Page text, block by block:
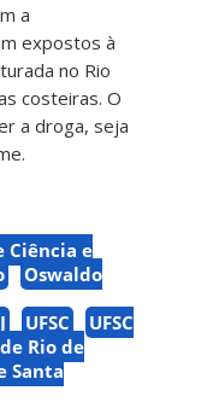
a
expostos à
no Rio
costeiras. O
a droga, seja
Ciência e
Oswaldo
UFSC
UFSC
Rio de
Santa